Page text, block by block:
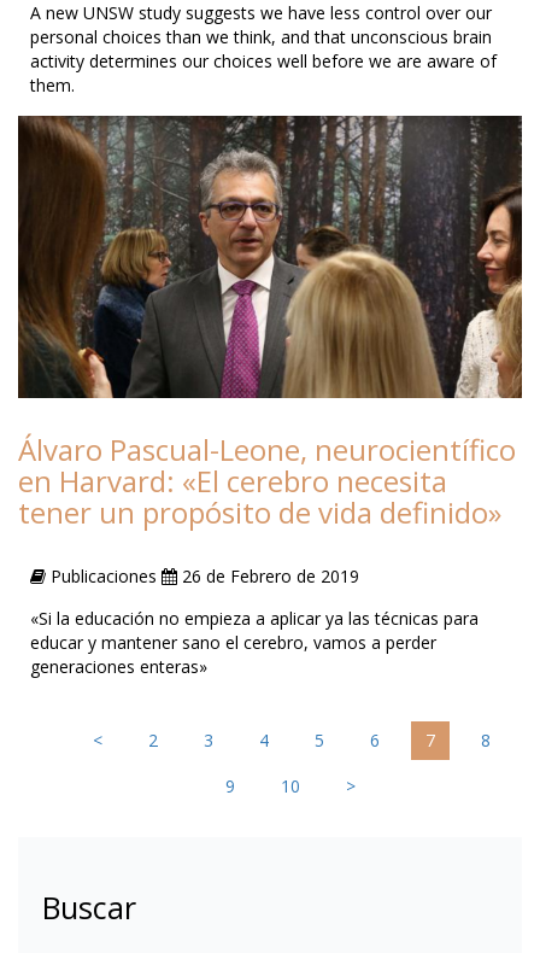
A new UNSW study suggests we have less control over our
personal choices than we think, and that unconscious brain
activity determines our choices well before we are aware of
them.
Álvaro Pascual-Leone, neurocientífico
en Harvard: «El cerebro necesita
tener un propósito de vida definido»
Publicaciones
26 de Febrero de 2019
«Si la educación no empieza a aplicar ya las técnicas para
educar y mantener sano el cerebro, vamos a perder
generaciones enteras»
< 2 3 4 5 6 7
8
9
10 >
Buscar